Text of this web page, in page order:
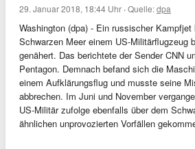
29. Januar 2018, 18:44 Uhr ·Quelle:dpa
Washington (dpa) - Ein russischer
Schwarzen Meer einem US-Militärflugzeug
genähert. Das berichtete der Sender CNN
Pentagon. Demnach befand sich die
einem Aufklärungsflug und musste seine
abbrechen. Im Juni und November
US-Militär zufolge ebenfalls über dem
ähnlichen unprovozierten Vorfällen